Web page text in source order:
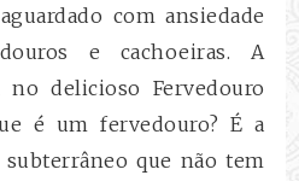
com ansiedade
e cachoeiras. A
delicioso Fervedouro
é um fervedouro? É a
que não tem